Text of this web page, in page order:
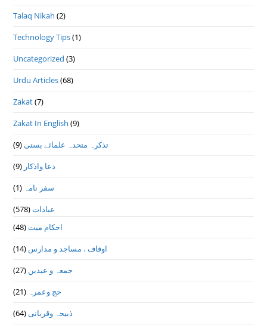
Talaq Nikah (2)
Technology Tips(1)
Uncategorized (3)
Urdu Articles(68)
Zakat(7)
Zakat In English (9)
تذكرہ متحدہ علمائے بستى(9)
دعا واذكار (9)
سفر نامہ (1)
عبادات(578)
احکام میت(48)
اوقاف ، مساجد و مدارس (14)
جمعہ و عیدین (27)
حج وعمرہ (21)
ذبیحہ وقربانی(64)